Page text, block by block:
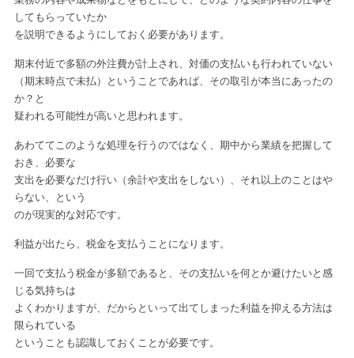
してもらっていたか
を説明できるようにしておく必要があります。
期末付近で多額の外注費が計上され、対価の支払いも行われていない
（期末時点で未払） ということであれば、その取引が本当にあったの
か？と
疑われる可能性が高いと思われます。
あわててこのような処理を行うのではなく、期中から業績を把握して
おき、必要な
支出を必要なだけ行い（余計や支出をしない）、それ以上のことはや
らない、という
のが現実的な対応です。
利益が出たら、税金を支払うことになります。
一回で支払う税金が多額であると、その支払いを何とか避けたいと感
じる気持ちは
よくわかりますが、だからといって出てしまった利益を抑える方法は
限られている
ということも認識しておくことが必要です。